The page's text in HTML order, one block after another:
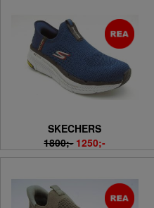
SKECHERS
1800;- 1250;-